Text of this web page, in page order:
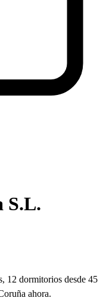
S.L.
12 dormitorios desde 45
ahora.